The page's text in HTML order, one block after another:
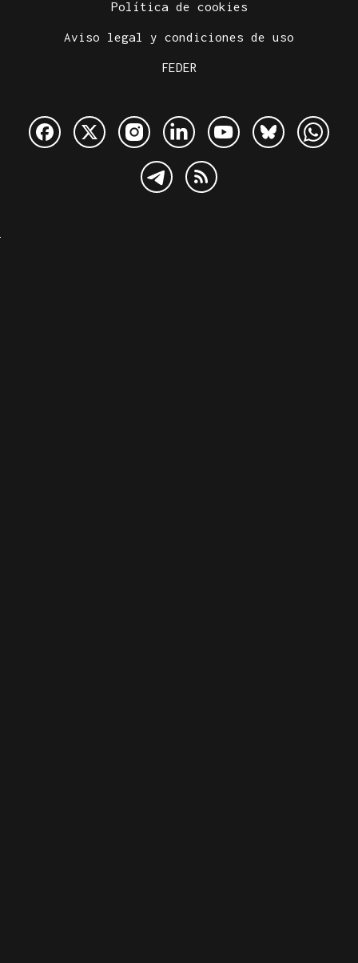
Política de cookies
Aviso legal y condiciones de uso
FEDER